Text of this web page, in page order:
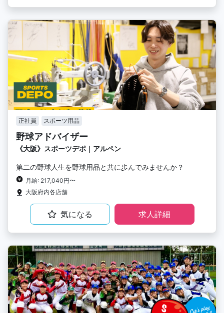
正社員 スポーツ用品
野球アドバイザー
《大阪》スポーツデポ｜アルペン
第二の野球人生を野球用品と共に歩んでみませんか？
月給: 217,040円〜
大阪府内各店舗
気になる 求人詳細